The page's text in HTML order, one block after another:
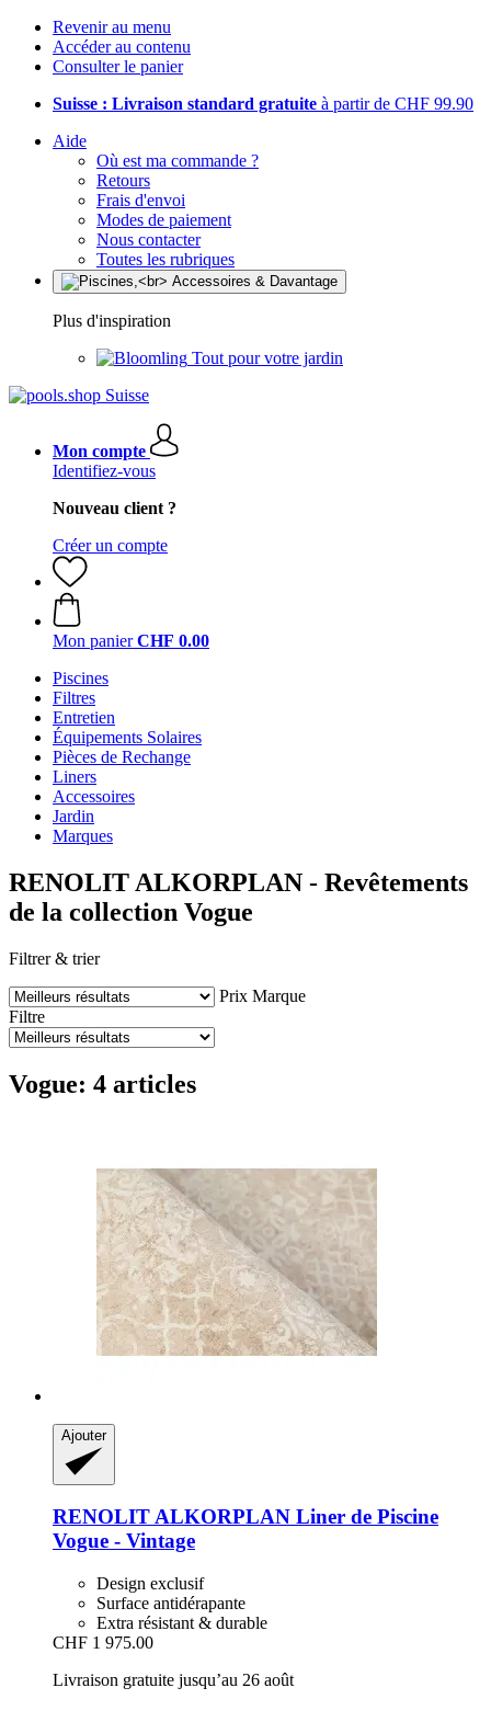
Revenir au menu
Accéder au contenu
Consulter le panier
Suisse : Livraison standard gratuite à partir de CHF 99.90
Aide
Où est ma commande ?
Retours
Frais d'envoi
Modes de paiement
Nous contacter
Toutes les rubriques
Plus d'inspiration
Tout pour votre jardin
Mon compte
Identifiez-vous
Nouveau client ?
Créer un compte
Mon panier CHF 0.00
Piscines
Filtres
Entretien
Équipements Solaires
Pièces de Rechange
Liners
Accessoires
Jardin
Marques
RENOLIT ALKORPLAN - Revêtements
de la collection Vogue
Filtrer & trier
Prix Marque
Filtre
Vogue: 4 articles
Ajouter
RENOLIT ALKORPLAN Liner de Piscine
Vogue -​ Vintage
Design exclusif
Surface antidérapante
Extra résistant & durable
CHF 1 975.00
Livraison gratuite jusqu’au 26 août